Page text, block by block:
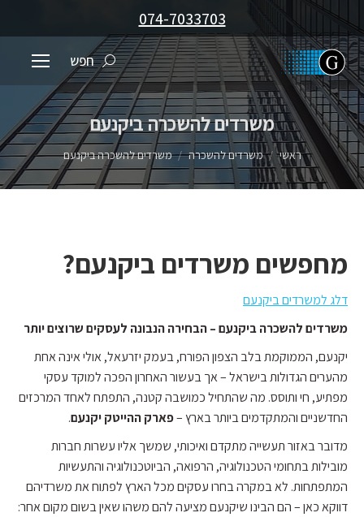
074-7033703
Search:
חפש
משרדים להשכרה ביקנעם
You are here:
ראשי משרדים להשכרה משרדים להשכרה ביקנעם
מחפשים משרדים ביקנעם?
דלג למשרדים ביקנעם
משרדים להשכרה ביקנעם – הבחירה הנבונה לעסקים שרוצים יותר
יקנעם, הממוקמת בלב הצפון הפורח, בעמק יזרעאל, אולי אינה אחת
מהערים הגדולות בישראל – אך בעשור האחרון הפכה למוקד עסקי
מפתיע, חי ותוסס. מה שהתחיל כמושבה קטנה, התפתח לאחד המרכזים
החדשניים והמתקדמים ביותר בארץ –פארק ההייטק יקנעם.
מדובר באזור תעשייה מתקדם ואיכותי, שמשך אליו עשרות חברות
מובילות בתחומי הטכנולוגיה, הרפואה, הביוטכנולוגיה והתעשיות
המתפתחות. לא במקרה בחרו עסקים מכל הארץ לפתוח את משרדיהם
דווקא כאן – הם הבינו שיקנעם מציעה להם משהו שאין בשום מקום אחר: